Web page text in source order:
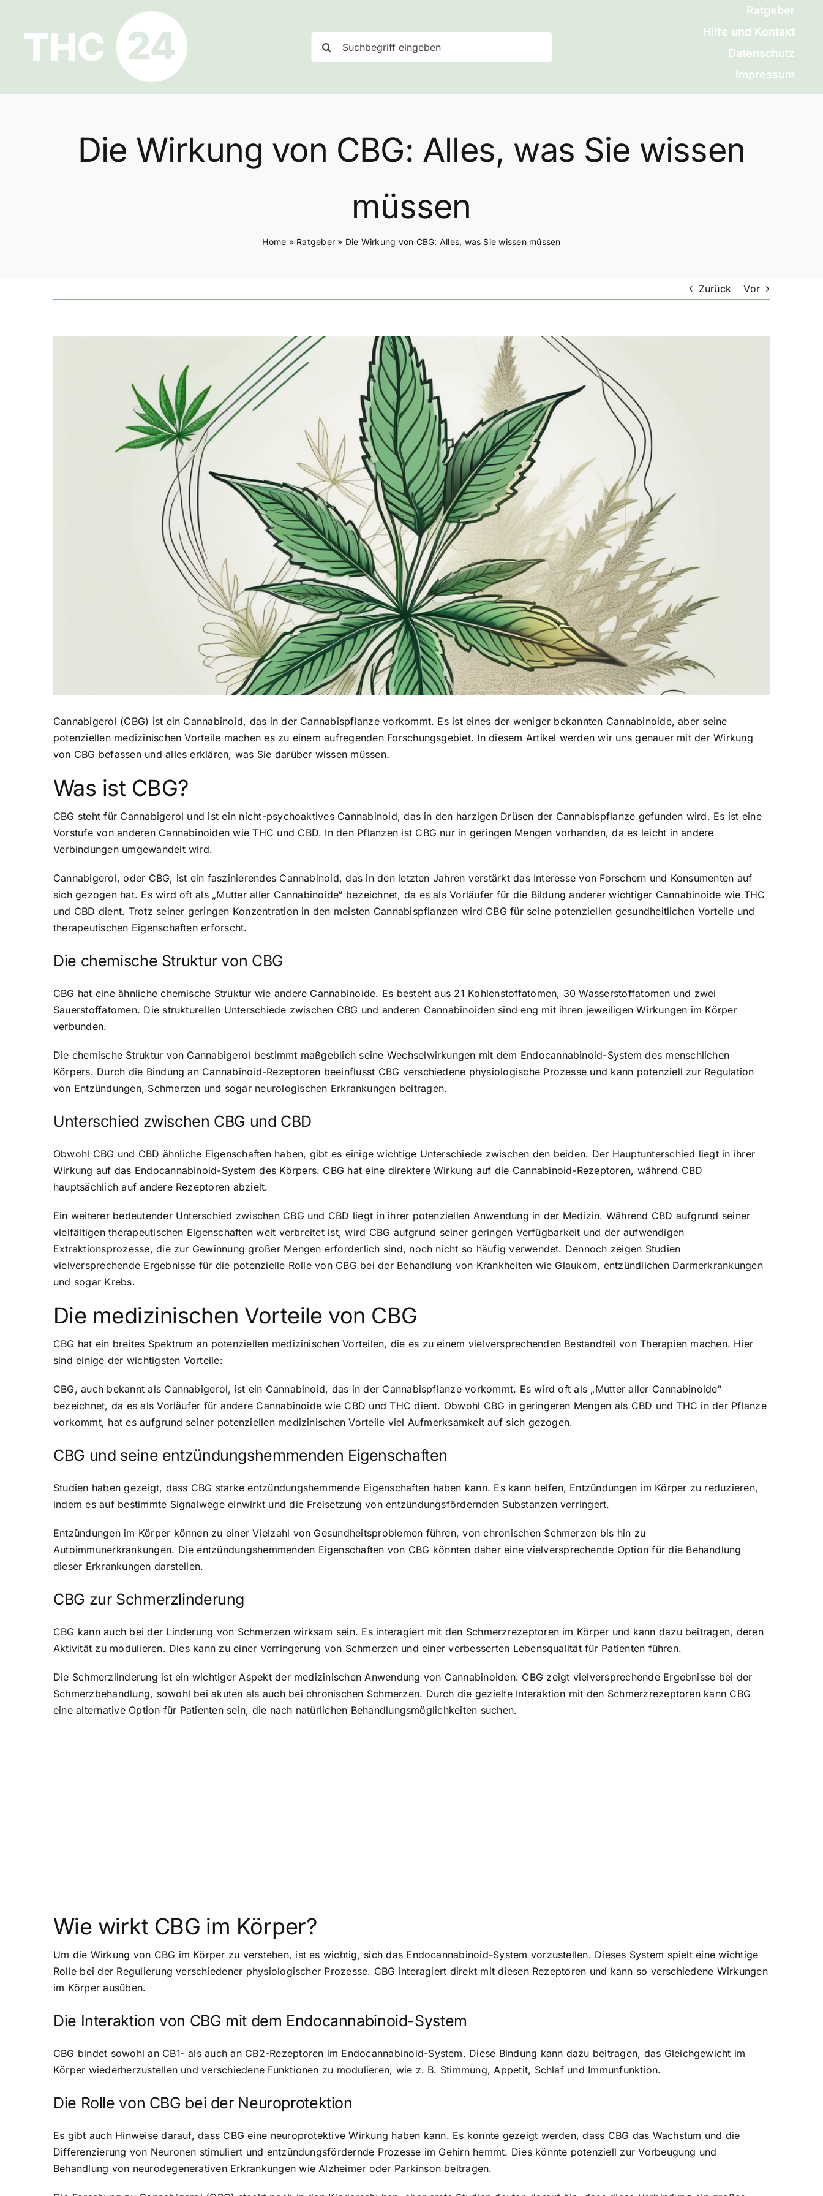
springen
nach:
Ratgeber
Hilfe und Kontakt
Datenschutz
Impressum
Die Wirkung von CBG: Alles, was Sie wissen
müssen
Home » Ratgeber » Die Wirkung von CBG: Alles, was Sie wissen müssen
Zurück Vor
Cannabigerol (CBG) ist ein Cannabinoid, das in der Cannabispflanze vorkommt. Es ist eines der weniger bekannten Cannabinoide, aber seine
potenziellen medizinischen Vorteile machen es zu einem aufregenden Forschungsgebiet. In diesem Artikel werden wir uns genauer mit der Wirkung
von CBG befassen und alles erklären, was Sie darüber wissen müssen.
Was ist CBG?
CBG steht für Cannabigerol und ist ein nicht-psychoaktives Cannabinoid, das in den harzigen Drüsen der Cannabispflanze gefunden wird. Es ist eine
Vorstufe von anderen Cannabinoiden wie THC und CBD. In den Pflanzen ist CBG nur in geringen Mengen vorhanden, da es leicht in andere
Verbindungen umgewandelt wird.
Cannabigerol, oder CBG, ist ein faszinierendes Cannabinoid, das in den letzten Jahren verstärkt das Interesse von Forschern und Konsumenten auf
sich gezogen hat. Es wird oft als „Mutter aller Cannabinoide“ bezeichnet, da es als Vorläufer für die Bildung anderer wichtiger Cannabinoide wie THC
und CBD dient. Trotz seiner geringen Konzentration in den meisten Cannabispflanzen wird CBG für seine potenziellen gesundheitlichen Vorteile und
therapeutischen Eigenschaften erforscht.
Die chemische Struktur von CBG
CBG hat eine ähnliche chemische Struktur wie andere Cannabinoide. Es besteht aus 21 Kohlenstoffatomen, 30 Wasserstoffatomen und zwei
Sauerstoffatomen. Die strukturellen Unterschiede zwischen CBG und anderen Cannabinoiden sind eng mit ihren jeweiligen Wirkungen im Körper
verbunden.
Die chemische Struktur von Cannabigerol bestimmt maßgeblich seine Wechselwirkungen mit dem Endocannabinoid-System des menschlichen
Körpers. Durch die Bindung an Cannabinoid-Rezeptoren beeinflusst CBG verschiedene physiologische Prozesse und kann potenziell zur Regulation
von Entzündungen, Schmerzen und sogar neurologischen Erkrankungen beitragen.
Unterschied zwischen CBG und CBD
Obwohl CBG und CBD ähnliche Eigenschaften haben, gibt es einige wichtige Unterschiede zwischen den beiden. Der Hauptunterschied liegt in ihrer
Wirkung auf das Endocannabinoid-System des Körpers. CBG hat eine direktere Wirkung auf die Cannabinoid-Rezeptoren, während CBD
hauptsächlich auf andere Rezeptoren abzielt.
Ein weiterer bedeutender Unterschied zwischen CBG und CBD liegt in ihrer potenziellen Anwendung in der Medizin. Während CBD aufgrund seiner
vielfältigen therapeutischen Eigenschaften weit verbreitet ist, wird CBG aufgrund seiner geringen Verfügbarkeit und der aufwendigen
Extraktionsprozesse, die zur Gewinnung großer Mengen erforderlich sind, noch nicht so häufig verwendet. Dennoch zeigen Studien
vielversprechende Ergebnisse für die potenzielle Rolle von CBG bei der Behandlung von Krankheiten wie Glaukom, entzündlichen Darmerkrankungen
und sogar Krebs.
Die medizinischen Vorteile von CBG
CBG hat ein breites Spektrum an potenziellen medizinischen Vorteilen, die es zu einem vielversprechenden Bestandteil von Therapien machen. Hier
sind einige der wichtigsten Vorteile:
CBG, auch bekannt als Cannabigerol, ist ein Cannabinoid, das in der Cannabispflanze vorkommt. Es wird oft als „Mutter aller Cannabinoide“
bezeichnet, da es als Vorläufer für andere Cannabinoide wie CBD und THC dient. Obwohl CBG in geringeren Mengen als CBD und THC in der Pflanze
vorkommt, hat es aufgrund seiner potenziellen medizinischen Vorteile viel Aufmerksamkeit auf sich gezogen.
CBG und seine entzündungshemmenden Eigenschaften
Studien haben gezeigt, dass CBG starke entzündungshemmende Eigenschaften haben kann. Es kann helfen, Entzündungen im Körper zu reduzieren,
indem es auf bestimmte Signalwege einwirkt und die Freisetzung von entzündungsfördernden Substanzen verringert.
Entzündungen im Körper können zu einer Vielzahl von Gesundheitsproblemen führen, von chronischen Schmerzen bis hin zu
Autoimmunerkrankungen. Die entzündungshemmenden Eigenschaften von CBG könnten daher eine vielversprechende Option für die Behandlung
dieser Erkrankungen darstellen.
CBG zur Schmerzlinderung
CBG kann auch bei der Linderung von Schmerzen wirksam sein. Es interagiert mit den Schmerzrezeptoren im Körper und kann dazu beitragen, deren
Aktivität zu modulieren. Dies kann zu einer Verringerung von Schmerzen und einer verbesserten Lebensqualität für Patienten führen.
Die Schmerzlinderung ist ein wichtiger Aspekt der medizinischen Anwendung von Cannabinoiden. CBG zeigt vielversprechende Ergebnisse bei der
Schmerzbehandlung, sowohl bei akuten als auch bei chronischen Schmerzen. Durch die gezielte Interaktion mit den Schmerzrezeptoren kann CBG
eine alternative Option für Patienten sein, die nach natürlichen Behandlungsmöglichkeiten suchen.
Wie wirkt CBG im Körper?
Um die Wirkung von CBG im Körper zu verstehen, ist es wichtig, sich das Endocannabinoid-System vorzustellen. Dieses System spielt eine wichtige
Rolle bei der Regulierung verschiedener physiologischer Prozesse. CBG interagiert direkt mit diesen Rezeptoren und kann so verschiedene Wirkungen
im Körper ausüben.
Die Interaktion von CBG mit dem Endocannabinoid-System
CBG bindet sowohl an CB1- als auch an CB2-Rezeptoren im Endocannabinoid-System. Diese Bindung kann dazu beitragen, das Gleichgewicht im
Körper wiederherzustellen und verschiedene Funktionen zu modulieren, wie z. B. Stimmung, Appetit, Schlaf und Immunfunktion.
Die Rolle von CBG bei der Neuroprotektion
Es gibt auch Hinweise darauf, dass CBG eine neuroprotektive Wirkung haben kann. Es konnte gezeigt werden, dass CBG das Wachstum und die
Differenzierung von Neuronen stimuliert und entzündungsfördernde Prozesse im Gehirn hemmt. Dies könnte potenziell zur Vorbeugung und
Behandlung von neurodegenerativen Erkrankungen wie Alzheimer oder Parkinson beitragen.